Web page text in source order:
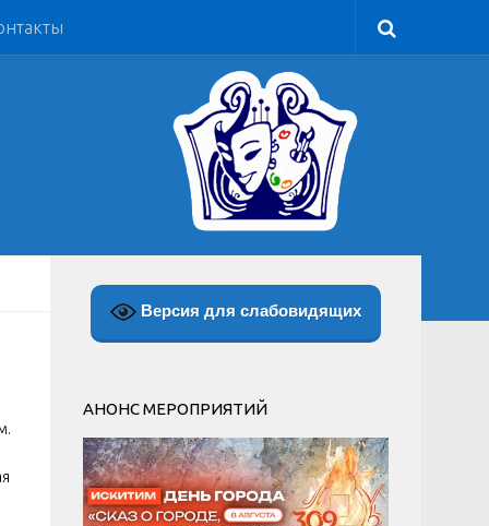
Версия для слабовидящих
АНОНС МЕРОПРИЯТИЙ